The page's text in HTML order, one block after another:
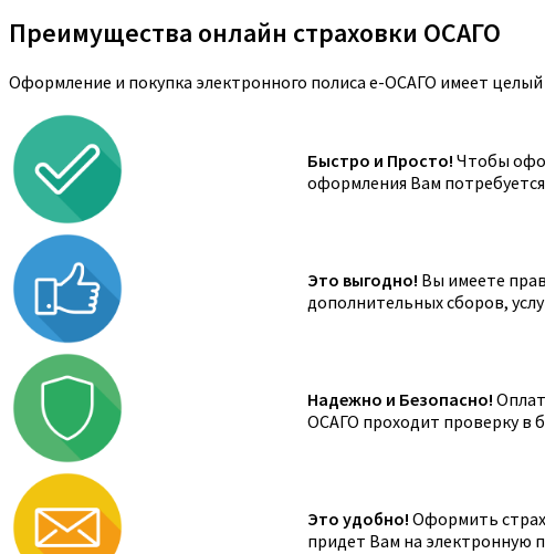
Преимущества онлайн страховки ОСАГО
Оформление и покупка электронного полиса е-ОСАГО имеет
Быстро и Просто! Чтобы
оформления Вам
Это выгодно! Вы имеете
дополнительных сборов,
Надежно и Безопасно!
ОСАГО проходит проверку в
Это удобно! Оформить
придет Вам на электронную